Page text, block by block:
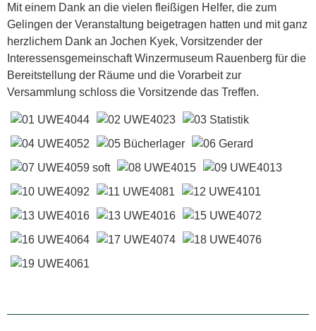
Mit einem Dank an die vielen fleißigen Helfer, die zum
Gelingen der Veranstaltung beigetragen hatten und mit ganz
herzlichem Dank an Jochen Kyek, Vorsitzender der
Interessensgemeinschaft Winzermuseum Rauenberg für die
Bereitstellung der Räume und die Vorarbeit zur
Versammlung schloss die Vorsitzende das Treffen.